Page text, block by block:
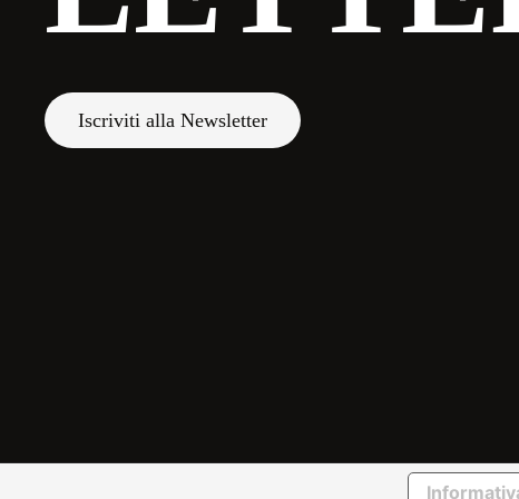
Iscriviti alla Newsletter